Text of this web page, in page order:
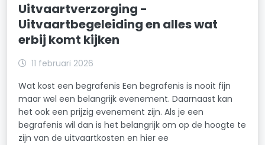
Uitvaartverzorging -
Uitvaartbegeleiding en alles wat
erbij komt kijken
11 februari 2026
Wat kost een begrafenis Een begrafenis is nooit fijn
maar wel een belangrijk evenement. Daarnaast kan
het ook een prijzig evenement zijn. Als je een
begrafenis wil dan is het belangrijk om op de hoogte te
zijn van de uitvaartkosten en hier ee